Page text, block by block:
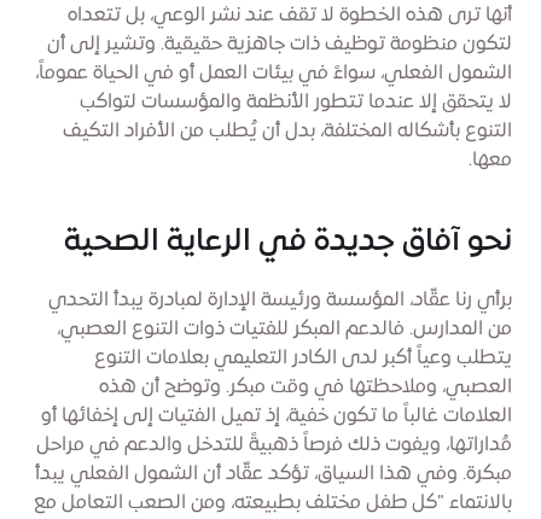
أنها ترى هذه الخطوة لا تقف عند نشر الوعي، بل تتعداه
لتكون منظومة توظيف ذات جاهزية حقيقية. وتشير إلى أن
الشمول الفعلي، سواءً في بيئات العمل أو في الحياة عموماً،
لا يتحقق إلا عندما تتطور الأنظمة والمؤسسات لتواكب
التنوع بأشكاله المختلفة، بدل أن يُطلب من الأفراد التكيف
معها.
نحو آفاق جديدة في الرعاية الصحية
برأي رنا عقّاد، المؤسسة ورئيسة الإدارة لمبادرة يبدأ التحدي
من المدارس. فالدعم المبكر للفتيات ذوات التنوع العصبي،
يتطلب وعياً أكبر لدى الكادر التعليمي بعلامات التنوع
العصبي، وملاحظتها في وقت مبكر. وتوضح أن هذه
العلامات غالباً ما تكون خفية، إذ تميل الفتيات إلى إخفائها أو
مُداراتها، ويفوت ذلك فرصاً ذهبيةً للتدخل والدعم في مراحل
مبكرة. وفي هذا السياق، تؤكد عقّاد أن الشمول الفعلي يبدأ
بالانتماء "كل طفل مختلف بطبيعته، ومن الصعب التعامل مع